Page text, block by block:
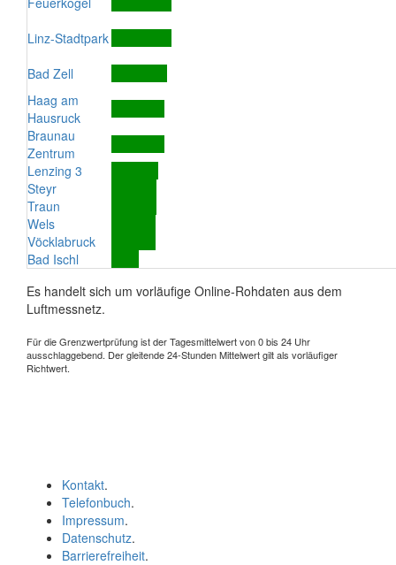
Linz-Stadtpark
Bad Zell
Haag am
Hausruck
Braunau
Zentrum
Lenzing 3
Steyr
Traun
Wels
Vöcklabruck
Bad Ischl
Es handelt sich um vorläufige Online-Rohdaten aus dem
Luftmessnetz.
Für die Grenzwertprüfung ist der Tagesmittelwert von 0 bis 24 Uhr
ausschlaggebend. Der gleitende 24-Stunden Mittelwert gilt als vorläufiger
Richtwert.
Kontakt.
Telefonbuch.
Impressum.
Datenschutz.
Barrierefreiheit.